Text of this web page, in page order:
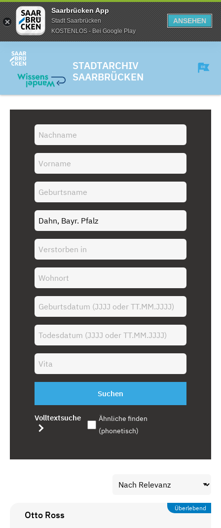
Saarbrücken App
Stadt Saarbrücken
KOSTENLOS - Bei Google Play
ANSEHEN
STADTARCHIV
SAARBRÜCKEN
Suchen
Volltextsuche
Ähnliche finden
(phonetisch)
Überlebend
Otto Ross